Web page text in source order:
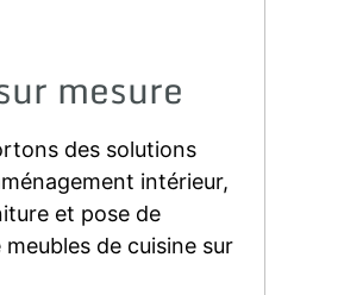
mesure
des solutions
intérieur,
et pose de
de cuisine sur